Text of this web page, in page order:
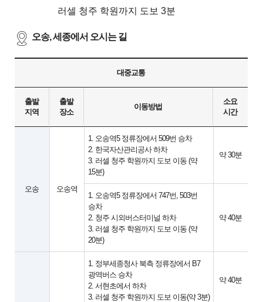
러셀 청주 학원까지 도보 3분
오송, 세종에서 오시는 길
대중교통
출발
지역
출발
장소
이동방법
소요
시간
오송 오송역
1. 오송역5 정류장에서 509번 승차
2. 한국자산관리공사 하차
3. 러셀 청주 학원까지 도보 이동 (약
15분)
약 30분
1. 오송역5 정류장에서 747번, 503번
승차
2. 청주 시외버스터미널 하차
3. 러셀 청주 학원까지 도보 이동 (약
20분)
약 40분
1. 정부세종청사 북측 정류장에서 B7
광역버스 승차
2. 서현초에서 하차
3. 러셀 청주 학원까지 도보 이동(약 3분)
약 40분